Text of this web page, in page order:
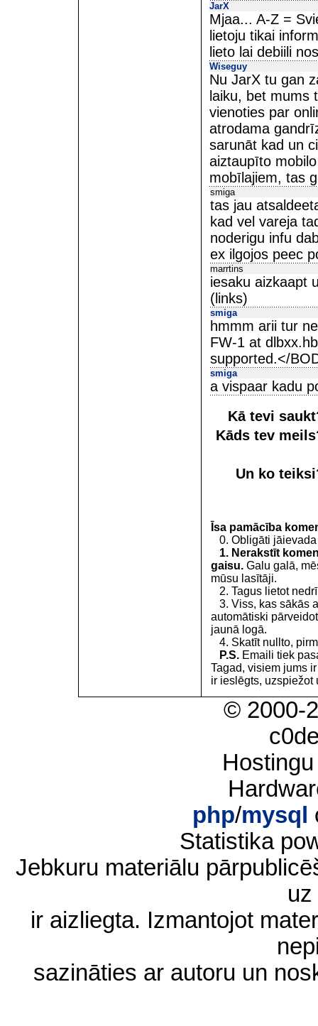
JarX
Mjaa... A-Z =
lietoju tikai
lieto lai debiili
Wiseguy
Nu JarX tu gan
laiku, bet mums
vienoties par
atrodama
sarunāt kad un
aiztaupīto
mobīlajiem, tas
smiga
tas jau
kad vel vareja
noderigu infu
ex ilgojos peec
marrtins
iesaku aizkaapt
(links)
smiga
hmmm arii tur
FW-1 at
supported.</
smiga
a vispaar kadu
Kā tevi
Kāds tev
Un ko
Īsa pamācība
0. Obligāti jāievada
1. Nerakstīt
gaisu. Galu galā,
mūsu lasītāji.
2. Tagus lietot
3. Viss, kas sākās
automātiski
jaunā logā.
4. Skatīt nullto,
P.S. Emaili tiek
Tagad, visiem jums
ir ieslēgts, uzspiežot
© 2000-
php/mysql
Statistika
Jebkuru materiālu
ir aizliegta. Izmantojot
sazināties ar autoru un